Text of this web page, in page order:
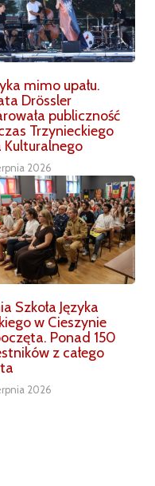
mimo upału.
Drössler
publiczność
Trzynieckiego
Kulturalnego
2026
Szkoła Języka
w Cieszynie
Ponad 150
z całego
2026